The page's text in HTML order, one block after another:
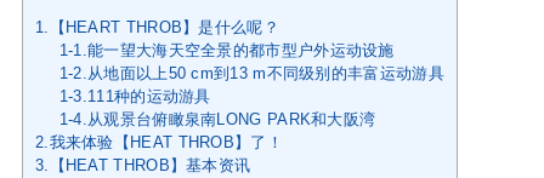
1.【HEART THROB】是什么呢？
1-1.能一望大海天空全景的都市型户外运动设施
1-2.从地面以上50 cm到13 m不同级别的丰富运动游具
1-3.111种的运动游具
1-4.从观景台俯瞰泉南LONG PARK和大阪湾
2.我来体验【HEAT THROB】了！
3.【HEAT THROB】基本资讯